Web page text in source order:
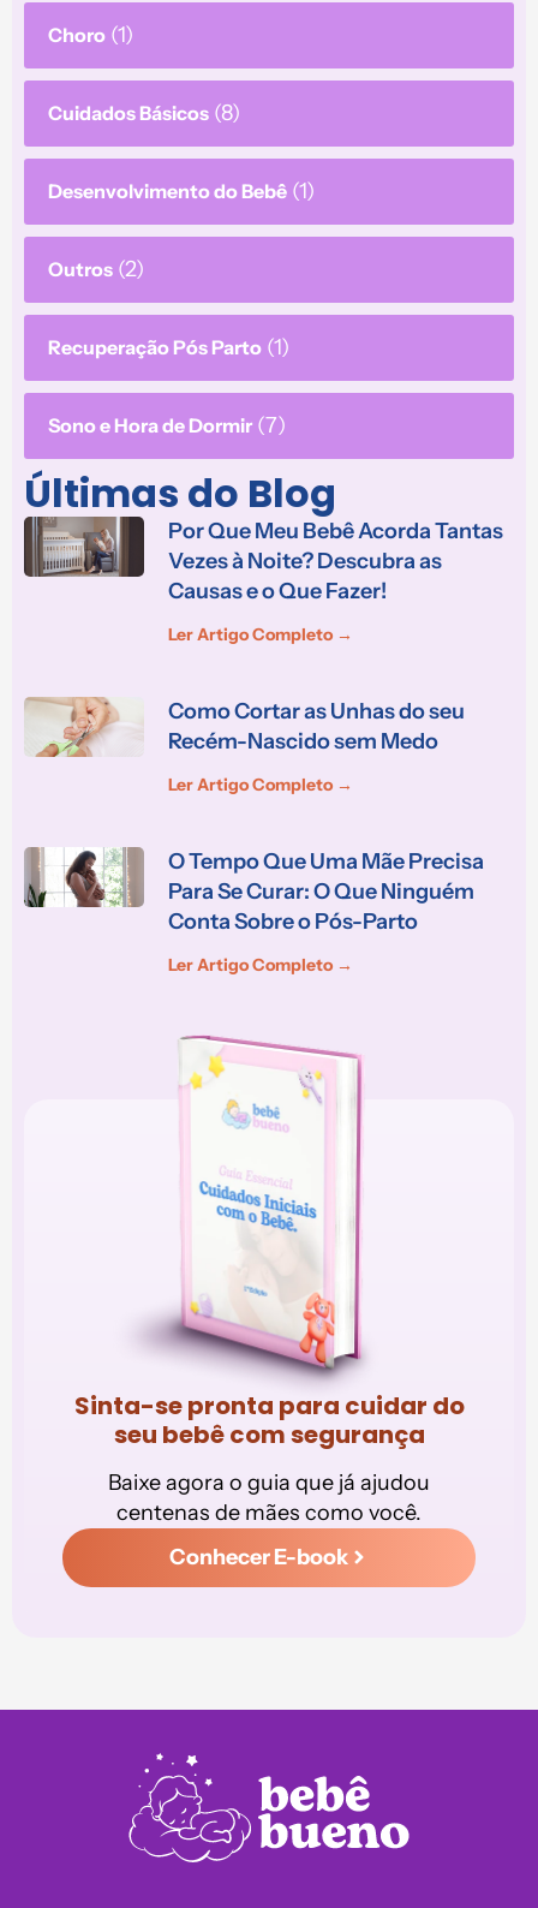
Choro (1)
Cuidados Básicos (8)
Desenvolvimento do Bebê (1)
Outros (2)
Recuperação Pós Parto (1)
Sono e Hora de Dormir (7)
Últimas do Blog
Por Que Meu Bebê Acorda Tantas
Vezes à Noite? Descubra as
Causas e o Que Fazer!
Ler Artigo Completo →
Como Cortar as Unhas do seu
Recém-Nascido sem Medo
Ler Artigo Completo →
O Tempo Que Uma Mãe Precisa
Para Se Curar: O Que Ninguém
Conta Sobre o Pós-Parto
Ler Artigo Completo →
Sinta-se pronta para cuidar do
seu bebê com segurança
Baixe agora o guia que já ajudou
centenas de mães como você.
Conhecer E-book